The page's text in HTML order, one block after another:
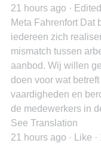
21 hours ago ·
Meta Fahrenfort Dat
iedereen zich
mismatch tussen
aanbod. Wij willen
doen voor wat
vaardigheden en
de medewerkers in
See Translation
21 hours ago · Like ·